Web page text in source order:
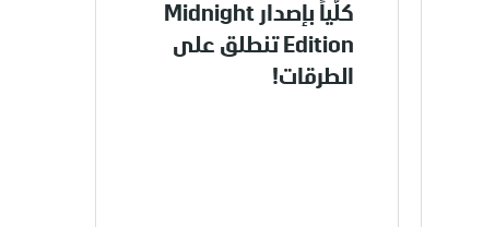
كلّياً بإصدار Midnight
Edition تنطلق على
الطرقات!